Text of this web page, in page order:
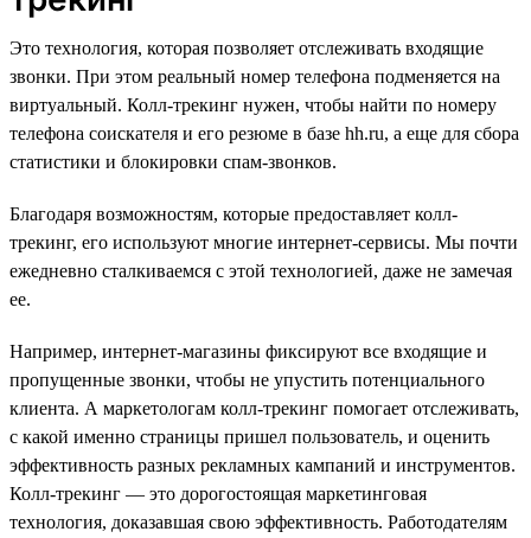
Это технология, которая позволяет отслеживать входящие
звонки. При этом реальный номер телефона подменяется на
виртуальный. Колл-трекинг нужен, чтобы найти по номеру
телефона соискателя и его резюме в базе hh.ru, а еще для сбора
статистики и блокировки спам-звонков.
Благодаря возможностям, которые предоставляет колл-
трекинг, его используют многие интернет-сервисы. Мы почти
ежедневно сталкиваемся с этой технологией, даже не замечая
ее.
Например, интернет-магазины фиксируют все входящие и
пропущенные звонки, чтобы не упустить потенциального
клиента. А маркетологам колл-трекинг помогает отслеживать,
с какой именно страницы пришел пользователь, и оценить
эффективность разных рекламных кампаний и инструментов.
Колл-трекинг — это дорогостоящая маркетинговая
технология, доказавшая свою эффективность. Работодателям